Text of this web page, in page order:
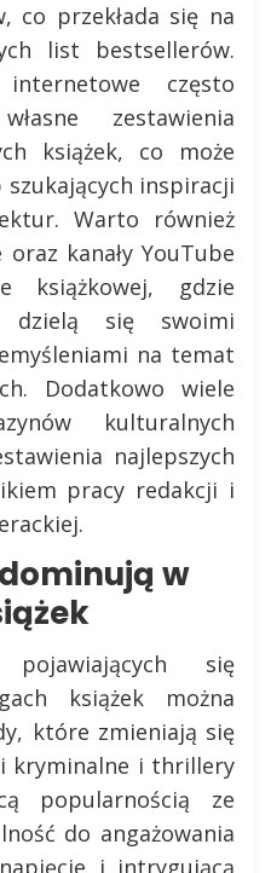
co przekłada się na
list bestsellerów.
często
zestawienia
książek, co może
inspiracji
Warto również
kanały YouTube
książkowej, gdzie
dzielą się swoimi
na temat
Dodatkowo wiele
kulturalnych
najlepszych
pracy redakcji i
w
się
książek można
które zmieniają się
kryminalne i thrillery
popularnością ze
do angażowania
i intrygującą